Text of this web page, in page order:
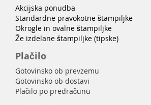
Akcijska ponudba
Standardne pravokotne štampiljke
Okrogle in ovalne štampiljke
Že izdelane štampiljke (tipske)
Plačilo
Gotovinsko ob prevzemu
Gotovinsko ob dostavi
Plačilo po predračunu